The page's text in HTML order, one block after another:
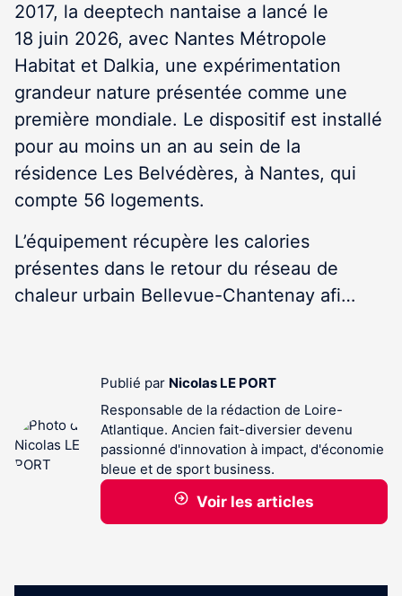
2017, la deeptech nantaise a lancé le
18 juin 2026, avec Nantes Métropole
Habitat et Dalkia, une expérimentation
grandeur nature présentée comme une
première mondiale. Le dispositif est installé
pour au moins un an au sein de la
résidence Les Belvédères, à Nantes, qui
compte 56 logements.
L’équipement récupère les calories
présentes dans le retour du réseau de
chaleur urbain Bellevue-Chantenay afi…
Publié par Nicolas LE PORT
Responsable de la rédaction de Loire-
Atlantique. Ancien fait-diversier devenu
passionné d'innovation à impact, d'économie
bleue et de sport business.
Voir les articles